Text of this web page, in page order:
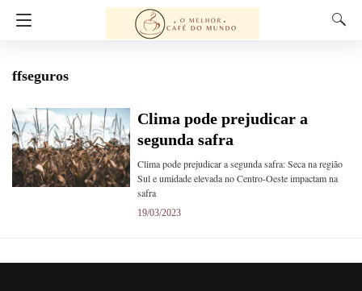
ffseguros
Clima pode prejudicar a
segunda safra
Clima pode prejudicar a segunda safra: Seca na região
Sul e umidade elevada no Centro-Oeste impactam na
safra
19/03/2023